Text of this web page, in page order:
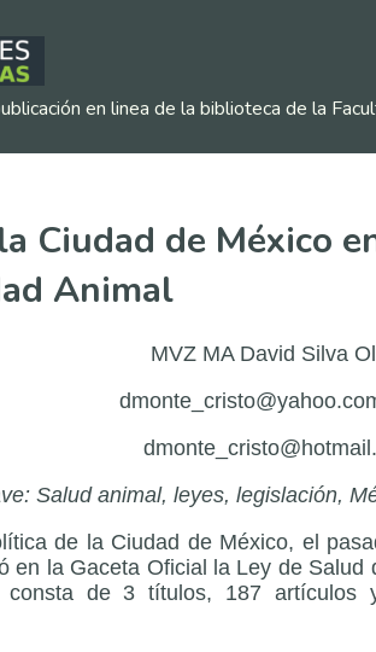
en linea de la biblioteca de la
Ciudad de México
Animal
MVZ MA David Silva
Salud animal, leyes, legislación,
de la Ciudad de México, el
en la Gaceta Oficial la Ley de Salud
de 3 títulos, 187 artículos